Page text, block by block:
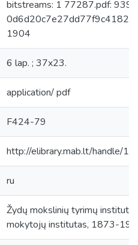
bitstreams: 1 77287.pdf:
1904
6 lap. ; 37x23.
application/ pdf
F424-79
http://elibrary.mab.lt/handle/1/
ru
Žydų mokslinių tyrimų instituto
mokytojų institutas, 1873-